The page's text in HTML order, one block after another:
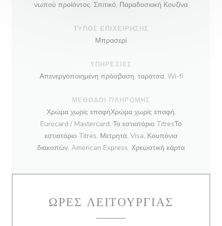
νωπού προϊόντος, Σπιτικό, Παραδοσιακή Κουζίνα
ΤΎΠΟΣ ΕΠΙΧΕΊΡΗΣΗΣ
Μπρασερί
ΥΠΗΡΕΣΊΕΣ
Απενεργοποιημένη πρόσβαση, ταράτσα, Wi-fi
ΜΈΘΟΔΟΙ ΠΛΗΡΩΜΉΣ
Χρώμα χωρίς επαφήΧρώμα χωρίς επαφή,
Eurocard / Mastercard, Το εστιατόριο TitresΤο
εστιατόριο Titres, Μετρητά, Visa, Κουπόνια
διακοπών, American Express, Χρεωστική κάρτα
ΏΡΕΣ ΛΕΙΤΟΥΡΓΊΑΣ